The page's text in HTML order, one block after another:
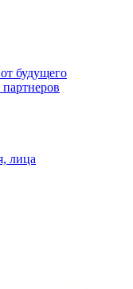
будущего
лица